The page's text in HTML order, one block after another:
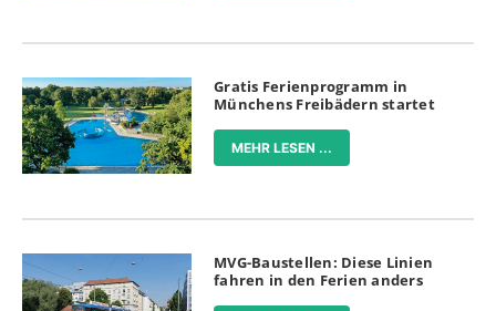
Gratis Ferienprogramm in
Münchens Freibädern startet
MEHR LESEN ...
MVG-Baustellen: Diese Linien
fahren in den Ferien anders